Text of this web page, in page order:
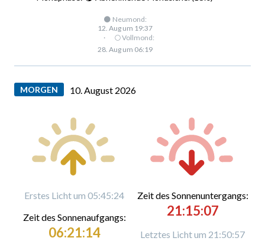
🌑 Neumond:
12. Aug um 19:37
·
🌕 Vollmond:
28. Aug um 06:19
MORGEN 10. August 2026
Erstes Licht um 05:45:24
Zeit des Sonnenaufgangs:
06:21:14
Zeit des Sonnenuntergangs:
21:15:07
Letztes Licht um 21:50:57